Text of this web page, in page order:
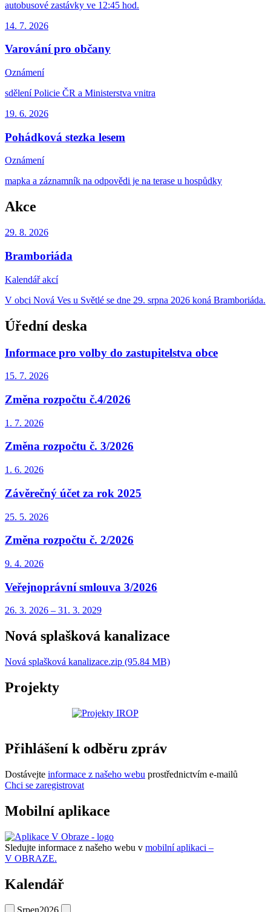
autobusové zastávky ve 12:45 hod.
14. 7. 2026
Varování pro občany
Oznámení
sdělení Policie ČR a Ministerstva vnitra
19. 6. 2026
Pohádková stezka lesem
Oznámení
mapka a záznamník na odpovědi je na terase u hospůdky
Akce
29. 8. 2026
Bramboriáda
Kalendář akcí
V obci Nová Ves u Světlé se dne 29. srpna 2026 koná Bramboriáda.
Úřední deska
Informace pro volby do zastupitelstva obce
15. 7. 2026
Změna rozpočtu č.4/2026
1. 7. 2026
Změna rozpočtu č. 3/2026
1. 6. 2026
Závěrečný účet za rok 2025
25. 5. 2026
Změna rozpočtu č. 2/2026
9. 4. 2026
Veřejnoprávní smlouva 3/2026
26. 3. 2026 – 31. 3. 2029
Nová splašková kanalizace
Nová splašková kanalizace.zip (95.84 MB)
Projekty
Přihlášení k odběru zpráv
Dostávejte informace z našeho webu prostřednictvím e-mailů
Chci se zaregistrovat
Mobilní aplikace
Sledujte informace z našeho webu v mobilní aplikaci –
V OBRAZE.
Kalendář